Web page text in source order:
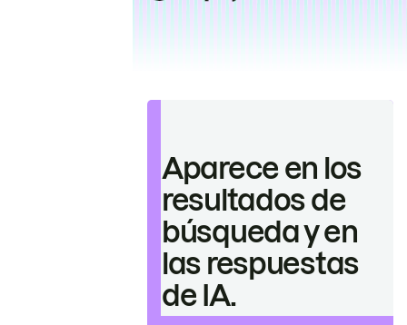
Aparece en los
resultados de
búsqueda y en
las respuestas
de IA.